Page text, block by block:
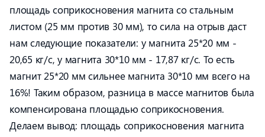
площадь соприкосновения магнита со стальным
листом (25 мм против 30 мм), то сила на отрыв даст
нам следующие показатели: у магнита 25*20 мм -
20,65 кг/с, у магнита 30*10 мм - 17,87 кг/с. То есть
магнит 25*20 мм сильнее магнита 30*10 мм всего на
16%! Таким образом, разница в массе магнитов была
компенсирована площадью соприкосновения.
Делаем вывод: площадь соприкосновения магнита